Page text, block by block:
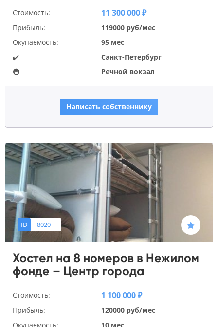
Стоимость: 11 300 000 ₽
Прибыль:
119000 руб/мес
Окупаемость:
95 мес
✔️
Санкт-Петербург
🚇
Речной вокзал
Написать собственнику
ID 8020
Хостел на 8 номеров в Нежилом
фонде – Центр города
Стоимость: 1 100 000 ₽
Прибыль:
120000 руб/мес
Окупаемость:
10 мес